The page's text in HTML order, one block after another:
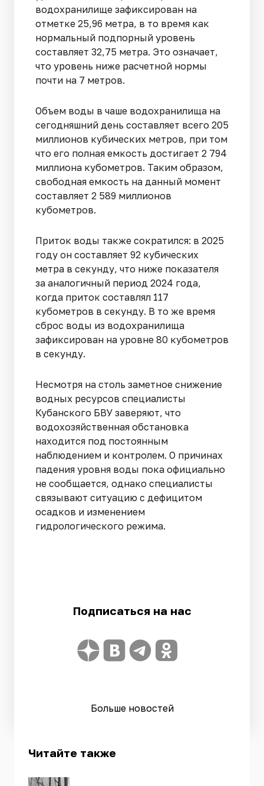
водохранилище зафиксирован на
отметке 25,96 метра, в то время как
нормальный подпорный уровень
составляет 32,75 метра. Это означает,
что уровень ниже расчетной нормы
почти на 7 метров.
Объем воды в чаше водохранилища на
сегодняшний день составляет всего 205
миллионов кубических метров, при том
что его полная емкость достигает 2 794
миллиона кубометров. Таким образом,
свободная емкость на данный момент
составляет 2 589 миллионов
кубометров.
Приток воды также сократился: в 2025
году он составляет 92 кубических
метра в секунду, что ниже показателя
за аналогичный период 2024 года,
когда приток составлял 117
кубометров в секунду. В то же время
сброс воды из водохранилища
зафиксирован на уровне 80 кубометров
в секунду.
Несмотря на столь заметное снижение
водных ресурсов специалисты
Кубанского БВУ заверяют, что
водохозяйственная обстановка
находится под постоянным
наблюдением и контролем. О причинах
падения уровня воды пока официально
не сообщается, однако специалисты
связывают ситуацию с дефицитом
осадков и изменением
гидрологического режима.
Подписаться на нас
Больше новостей
Читайте также